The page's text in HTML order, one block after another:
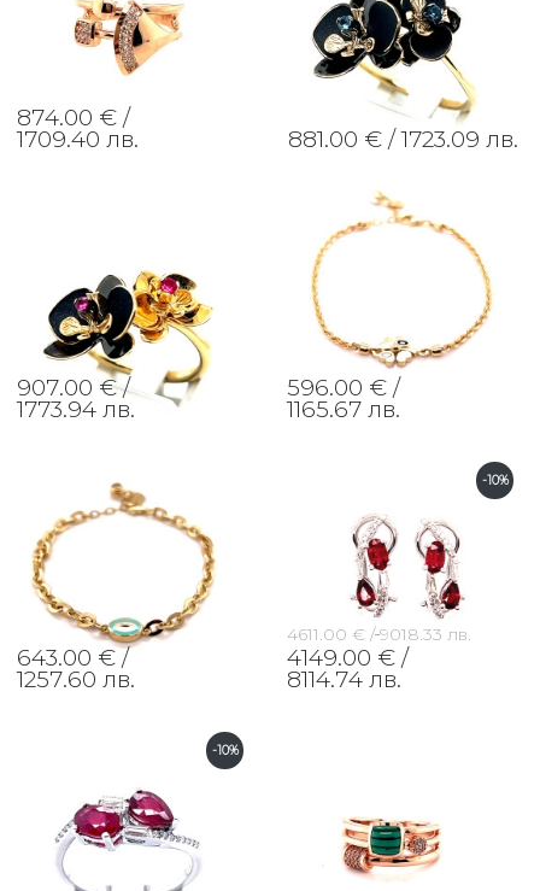
874.00 € /
1709.40 лв. 881.00 € / 1723.09 лв.
907.00 € /
1773.94 лв.
596.00 € /
1165.67 лв.
643.00 € /
1257.60 лв.
-10%
4611.00 € / 9018.33 лв.
4149.00 € /
8114.74 лв.
-10%